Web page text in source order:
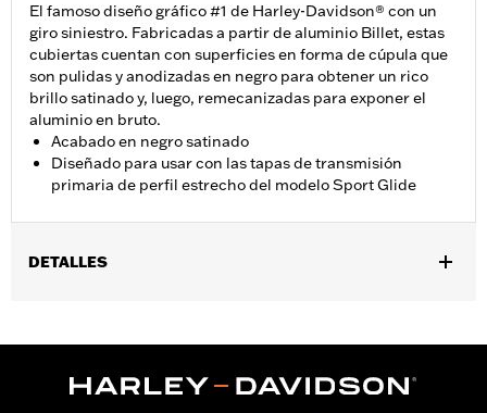
El famoso diseño gráfico #1 de Harley-Davidson® con un
giro siniestro. Fabricadas a partir de aluminio Billet, estas
cubiertas cuentan con superficies en forma de cúpula que
son pulidas y anodizadas en negro para obtener un rico
brillo satinado y, luego, remecanizadas para exponer el
aluminio en bruto.
Acabado en negro satinado
Diseñado para usar con las tapas de transmisión
primaria de perfil estrecho del modelo Sport Glide
DETALLES
de perfil estrecho, Pieza N.º 25701077, 25700913, 25700937,
25700941, 25701039, 25701040 y 25701043.